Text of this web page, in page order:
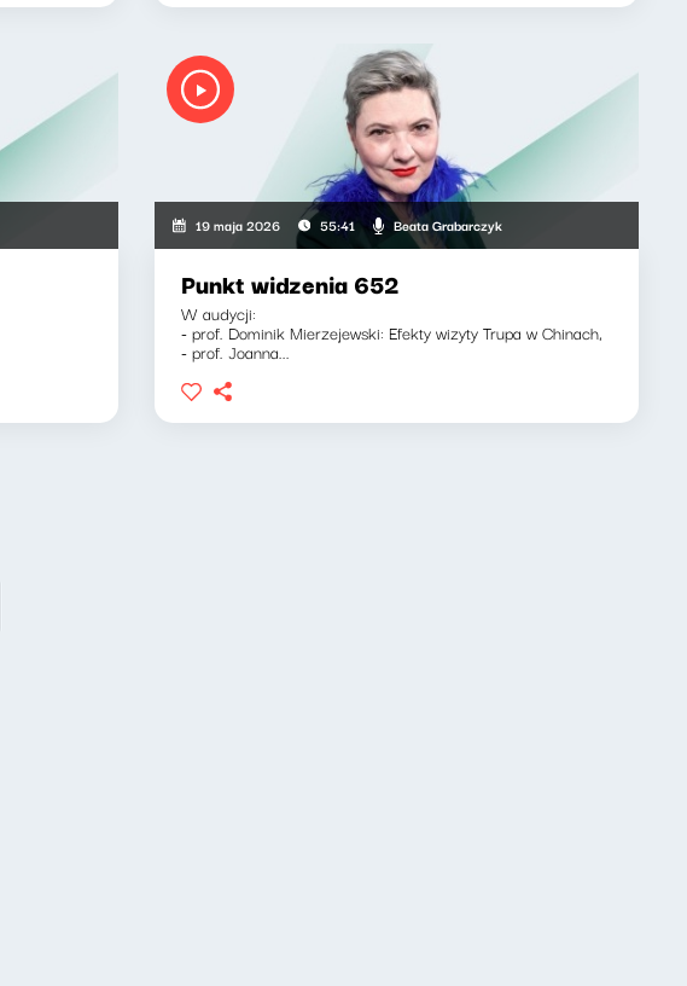
19 maja 2026 55:41 Beata Grabarczyk
Punkt widzenia 652
W audycji:
- prof. Dominik Mierzejewski: Efekty wizyty Trupa w Chinach,
- prof. Joanna...